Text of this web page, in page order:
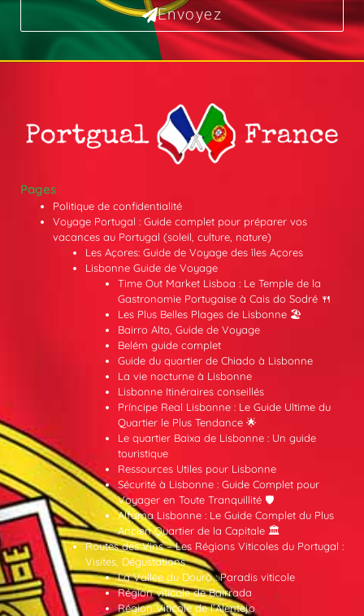
Envoyez
Pages
Politique de confidentialité
Voyage Portugal : Guide complet pour préparer vos
vacances au Portugal (soleil, culture, nature)
Les Açores: Guide de Voyage des îles Açores
Lisbonne Guide de Voyage
Time Out Market Lisboa : Le Temple de la
Gastronomie Portugaise à Cais do Sodré 🍴
Les Plus Belles Plages de Lisbonne 🏖️
Bairro Alto, Guide de Voyage
Belém guide complet
Guide du quartier de Chiado à Lisbonne
La vie nocturne à Lisbonne
Lisbonne Itinéraires conseillés
Príncipe Real Lisbonne : Le Guide Ultime du
Quartier le Plus Tendance 🌟
Le quartier Baixa de Lisbonne : Un guide
touristique
Ressources Utiles pour Lisbonne
Sécurité à Lisbonne : Guide Complet pour
Voyager en Toute Tranquillité 🛡️
Alfama Lisbonne : Le Guide Complet du Plus
Ancien Quartier de la Capitale 🏛️
Routes des Vins – Les Régions Viticoles du Portugal :
Visites, Dégustations
La Vallée du Douro : Paradis viticole
Région viticole de Bairrada
Région Viticole de l’Alentejo